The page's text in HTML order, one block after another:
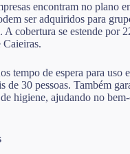
encontram no plano
ser adquiridos para
A cobertura se estende por
tempo de espera para uso
de 30 pessoas. Também
higiene, ajudando no